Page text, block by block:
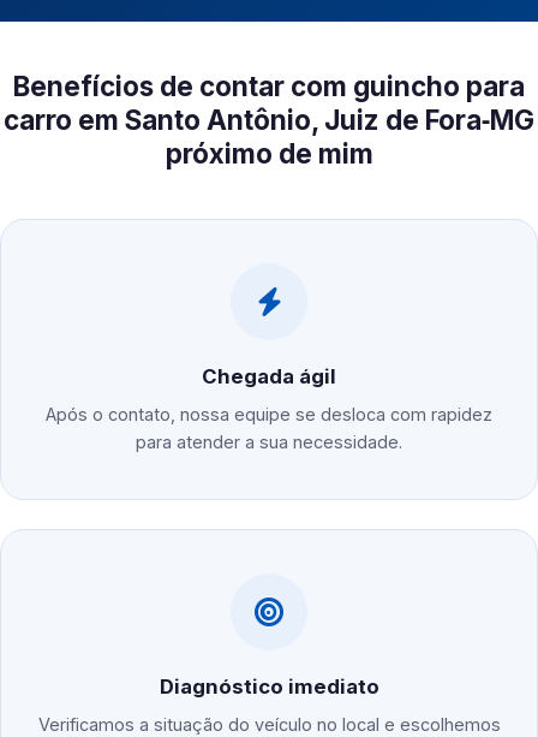
Benefícios de contar com guincho para
carro em Santo Antônio, Juiz de Fora‑MG
próximo de mim
Chegada ágil
Após o contato, nossa equipe se desloca com rapidez
para atender a sua necessidade.
Diagnóstico imediato
Verificamos a situação do veículo no local e escolhemos